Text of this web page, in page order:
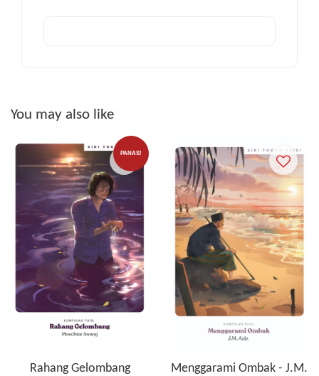
You may also like
PANAS!
Rahang Gelombang
Menggarami Ombak - J.M.